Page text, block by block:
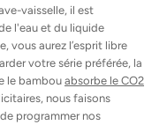
vaisselle, il est
l'eau et du liquide
vous aurez l’esprit libre
votre série préférée, la
le bambou absorbe le CO2
nous faisons
programmer nos